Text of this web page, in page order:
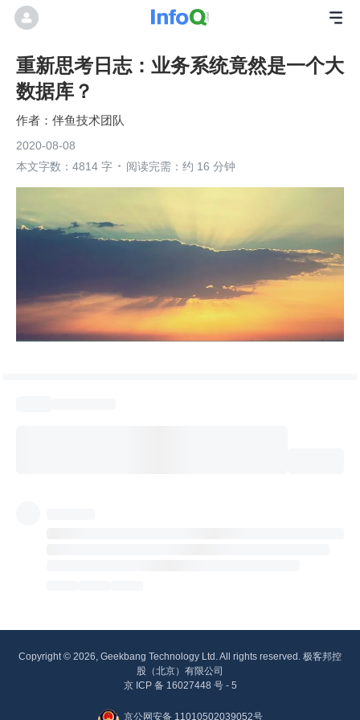
重新思考日志：业务系统竟然是一个大
数据库？
伴鱼技术团队
2020-08-08
本文字数：4814 字
阅读完需：约 16 分钟
Copyright © 2026, Geekbang Technology Ltd. All rights reserved. 极客邦控
股（北京）有限公司
京 ICP 备 16027448 号 - 5
京公网安备 11010502039052号